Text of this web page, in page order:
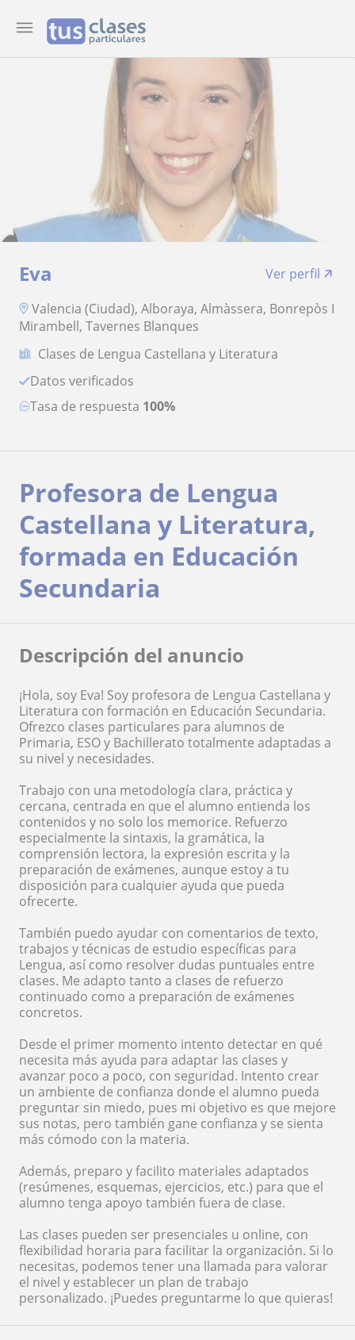
Eva
Ver perfil
Valencia (Ciudad), Alboraya, Almàssera, Bonrepòs I
Mirambell, Tavernes Blanques
Clases de Lengua Castellana y Literatura
Datos verificados
Tasa de respuesta 100%
Profesora de Lengua
Castellana y Literatura,
formada en Educación
Secundaria
Descripción del anuncio
¡Hola, soy Eva! Soy profesora de Lengua Castellana y
Literatura con formación en Educación Secundaria.
Ofrezco clases particulares para alumnos de
Primaria, ESO y Bachillerato totalmente adaptadas a
su nivel y necesidades.
Trabajo con una metodología clara, práctica y
cercana, centrada en que el alumno entienda los
contenidos y no solo los memorice. Refuerzo
especialmente la sintaxis, la gramática, la
comprensión lectora, la expresión escrita y la
preparación de exámenes, aunque estoy a tu
disposición para cualquier ayuda que pueda
ofrecerte.
También puedo ayudar con comentarios de texto,
trabajos y técnicas de estudio específicas para
Lengua, así como resolver dudas puntuales entre
clases. Me adapto tanto a clases de refuerzo
continuado como a preparación de exámenes
concretos.
Desde el primer momento intento detectar en qué
necesita más ayuda para adaptar las clases y
avanzar poco a poco, con seguridad. Intento crear
un ambiente de confianza donde el alumno pueda
preguntar sin miedo, pues mi objetivo es que mejore
sus notas, pero también gane confianza y se sienta
más cómodo con la materia.
Además, preparo y facilito materiales adaptados
(resúmenes, esquemas, ejercicios, etc.) para que el
alumno tenga apoyo también fuera de clase.
Las clases pueden ser presenciales u online, con
flexibilidad horaria para facilitar la organización. Si lo
necesitas, podemos tener una llamada para valorar
el nivel y establecer un plan de trabajo
personalizado. ¡Puedes preguntarme lo que quieras!